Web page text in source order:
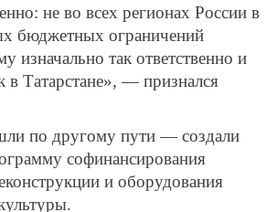
не во всех регионах России в
бюджетных ограничений
изначально так ответственно и
в Татарстане», — признался
по другому пути — создали
софинансирования
и оборудования